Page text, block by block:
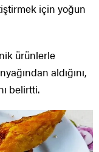
için yoğun
ürünlerle
aldığını,
belirtti.